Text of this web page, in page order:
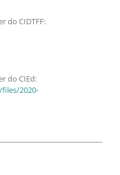
do CIDTFF:
do CIEd:
2020-